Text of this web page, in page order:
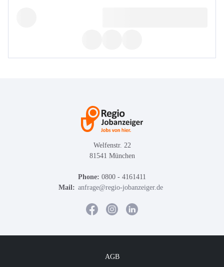
Welfenstr. 22
81541 München
Phone: 0800 - 4161411
Mail: anfrage@regio-jobanzeiger.de
AGB